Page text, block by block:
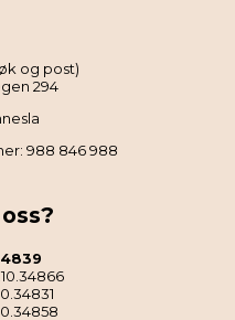
og post)
294
988 846 988